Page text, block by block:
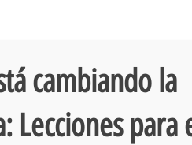
cambiando la
Lecciones para